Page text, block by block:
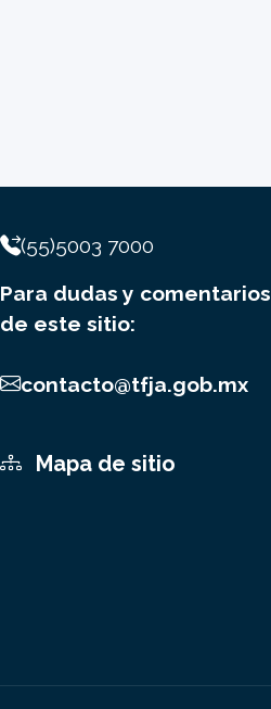
(55)5003 7000
Para dudas y comentarios
de este sitio:
contacto@tfja.gob.mx
Mapa de sitio